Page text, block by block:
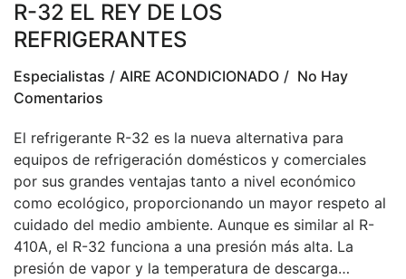
R-32 EL REY DE LOS
REFRIGERANTES
Especialistas AIRE ACONDICIONADO
No Hay
Comentarios
El refrigerante R-32 es la nueva alternativa para
equipos de refrigeración domésticos y comerciales
por sus grandes ventajas tanto a nivel económico
como ecológico, proporcionando un mayor respeto al
cuidado del medio ambiente. Aunque es similar al R-
410A, el R-32 funciona a una presión más alta. La
presión de vapor y la temperatura de descarga…